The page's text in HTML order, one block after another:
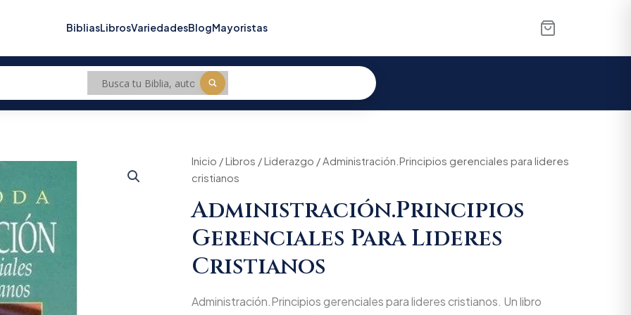
BibliasLibrosVariedadesBlogMayoristas
Inicio /Libros /Liderazgo / Administración.Principios gerenciales para lideres
cristianos
Administración.Principios
Gerenciales Para Lideres
Cristianos
Administración.Principios gerenciales para lideres cristianos. Un libro
Administración.Principios
gerenciales
lideres
cristianos
cantidad